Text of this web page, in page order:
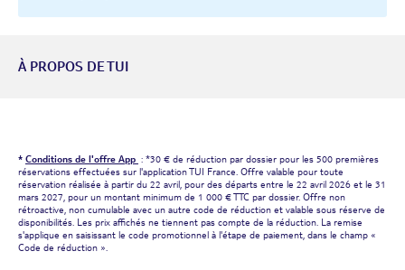
À PROPOS DE TUI
* Conditions de l'offre App : *30 € de réduction par dossier pour les 500 premières
réservations effectuées sur l'application TUI France. Offre valable pour toute
réservation réalisée à partir du 22 avril, pour des départs entre le 22 avril 2026 et le 31
mars 2027, pour un montant minimum de 1 000 € TTC par dossier. Offre non
rétroactive, non cumulable avec un autre code de réduction et valable sous réserve de
disponibilités. Les prix affichés ne tiennent pas compte de la réduction. La remise
s'applique en saisissant le code promotionnel à l'étape de paiement, dans le champ «
Code de réduction ».